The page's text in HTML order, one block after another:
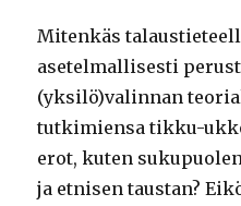
Mitenkäs
asetelmallisesti
(yksilö)valinnan
tutkimiensa tikku-
erot, kuten
ja etnisen taustan?